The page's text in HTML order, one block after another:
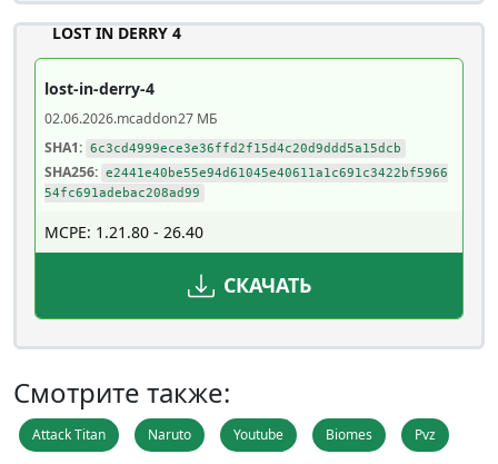
LOST IN DERRY 4
lost-in-derry-4
02.06.2026.mcaddon27 МБ
SHA1: 6c3cd4999ece3e36ffd2f15d4c20d9ddd5a15dcb
SHA256: e2441e40be55e94d61045e40611a1c691c3422bf5966
54fc691adebac208ad99
MCPE: 1.21.80 - 26.40
СКАЧАТЬ
Смотрите также:
Attack Titan Naruto Youtube Biomes Pvz